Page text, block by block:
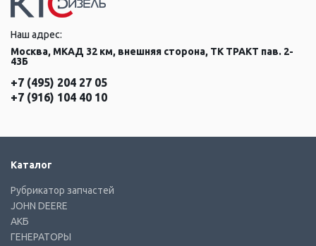
Наш адрес:
Москва, МКАД 32 км, внешняя сторона, ТК ТРАКТ пав. 2-
43Б
+7 (495) 204 27 05
+7 (916) 104 40 10
Каталог
Рубрикатор запчастей
JOHN DEERE
АКБ
ГЕНЕРАТОРЫ